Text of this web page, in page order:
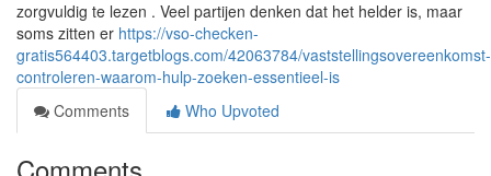
zorgvuldig te lezen . Veel partijen denken dat het helder is, maar
soms zitten er https://vso-checken-
gratis564403.targetblogs.com/42063784/vaststellingsovereenkomst-
controleren-waarom-hulp-zoeken-essentieel-is
Comments
Who Upvoted